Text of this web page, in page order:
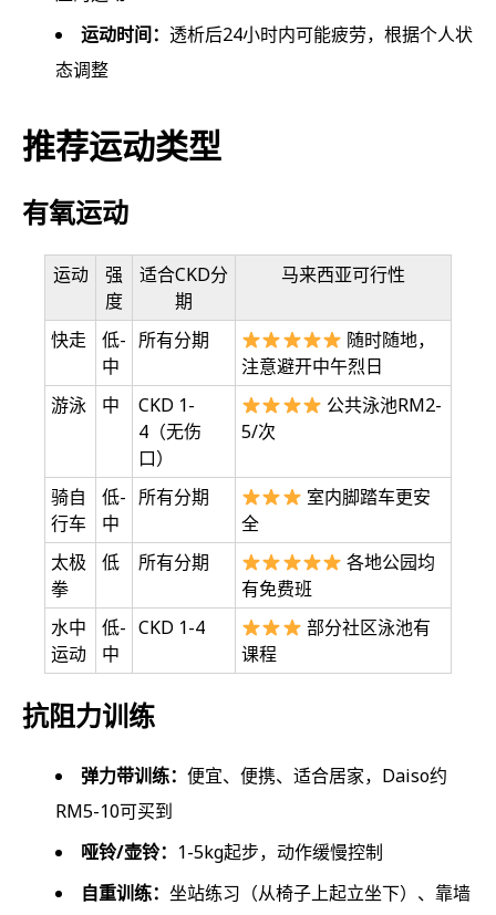
运动时间： 透析后24小时内可能疲劳，根据个人状
态调整
推荐运动类型
有氧运动
运动
强
度
适合CKD分
期
马来西亚可行性
快走
低-
中
所有分期
随时随地，
注意避开中午烈日
游泳
中
CKD 1-
4（无伤
口）
公共泳池RM2-
5/次
骑自
行车
低-
中
所有分期
室内脚踏车更安
全
太极
拳
低 所有分期
各地公园均
有免费班
水中
运动
低-
中
CKD 1-4
部分社区泳池有
课程
抗阻力训练
弹力带训练： 便宜、便携、适合居家，Daiso约
RM5-10可买到
哑铃/壶铃： 1-5kg起步，动作缓慢控制
自重训练： 坐站练习（从椅子上起立坐下）、靠墙